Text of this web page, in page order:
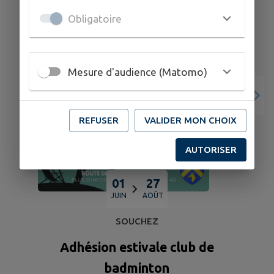
01
JUIN
27
AOÛT
SOUCHEZ
Adhésion estivale club de
badminton
Obligatoire
Mesure d'audience (Matomo)
REFUSER VALIDER MON CHOIX
AUTORISER